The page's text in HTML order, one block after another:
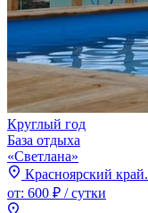
Круглый год
База отдыха
«Светлана»
Красноярский край.
от: 600 ₽ / сутки